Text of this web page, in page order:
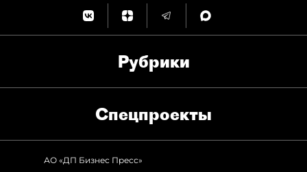
Рубрики
Спец­проекты
АО «ДП Бизнес Пресс»